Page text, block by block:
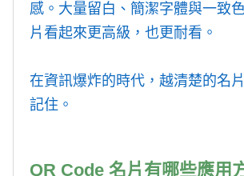
感。大量留白、簡潔字體與一致
片看起來更高級，也更耐看。
在資訊爆炸的時代，越清楚的名
記住。
QR Code 名片有哪些應用